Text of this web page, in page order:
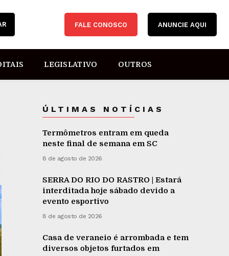
FALE CONOSCO ANUNCIE AQUI
LEGISLATIVO OUTROS
ÚLTIMAS NOTÍCIAS
Termômetros entram em queda
neste final de semana em SC
8 de agosto de 2026
SERRA DO RIO DO RASTRO | Estará
interditada hoje sábado devido a
evento esportivo
8 de agosto de 2026
Casa de veraneio é arrombada e tem
diversos objetos furtados em